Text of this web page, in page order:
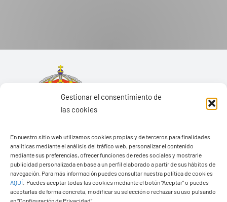
Gestionar el consentimiento de
las cookies
En nuestro sitio web utilizamos cookies propias y de terceros para finalidades
analíticas mediante el análisis del tráfico web, personalizar el contenido
mediante sus preferencias, ofrecer funciones de redes sociales y mostrarle
publicidad personalizada en base a un perfil elaborado a partir de sus hábitos de
navegación. Para más información puedes consultar nuestra política de cookies
AQUÍ
Puedes aceptar todas las cookies mediante el botón “Aceptar” o puedes
aceptarlas de forma concreta, modificar su selección o rechazar su uso pulsando
en “Configuración de Privacidad”.